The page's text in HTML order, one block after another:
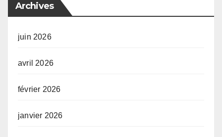
Archives
juin 2026
avril 2026
février 2026
janvier 2026